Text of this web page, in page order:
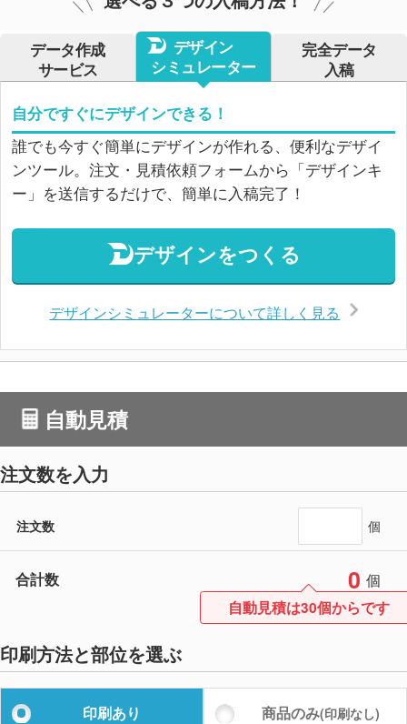
データ作成
サービス
デザイン
シミュレーター
完全データ
入稿
自分ですぐにデザインできる！
誰でも今すぐ簡単にデザインが作れる、便利なデザイ
ンツール。注文・見積依頼フォームから「デザインキ
ー」を送信するだけで、簡単に入稿完了！
デザインをつくる
デザインシミュレーターについて詳しく見る
自動見積
注文数を入力
注文数 個
合計数 0 個
自動見積は30個からです
印刷方法と部位を選ぶ
印刷あり 商品のみ(印刷なし)